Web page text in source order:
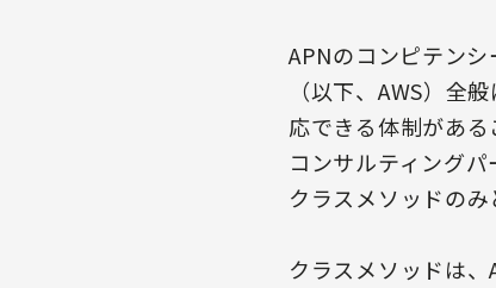
APNのコンピテン
（以下、AWS）全
応できる体制があ
コンサルティング
クラスメソッドのみ
クラスメソッドは